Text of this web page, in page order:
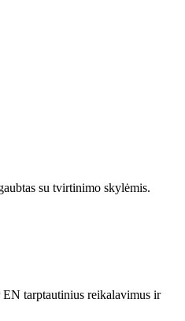
su tvirtinimo skylėmis.
tarptautinius reikalavimus ir